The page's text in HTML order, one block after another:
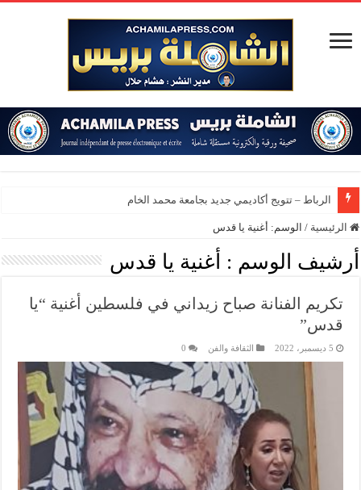
الرباط – تتويج أكاديمي جديد بجامعة محمد الخامس
الرئيسية / الوسم: أغنية يا قدس
أرشيف الوسم : أغنية يا قدس
تكريم الفنانة صباح زيداني في فلسطين أغنية “يا
قدس”
5 ديسمبر، 2022 الثقافة والفن 0